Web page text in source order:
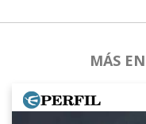
MÁS EN